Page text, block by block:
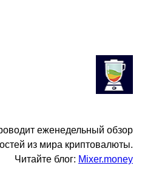
еженедельный обзор
из мира криптовалюты.
Читайте блог: Mixer.money